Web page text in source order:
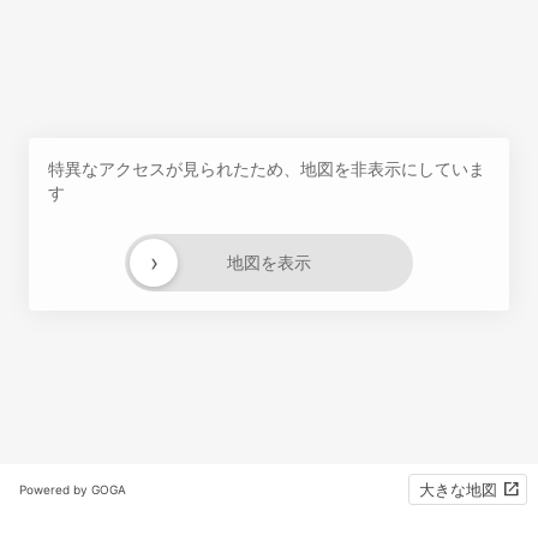
特異なアクセスが見られたため、地図を非表示にしていま
す
地図を表示
›
Powered by GOGA 大きな地図